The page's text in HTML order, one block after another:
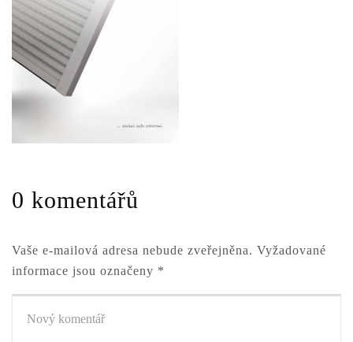
0 komentářů
Vaše e-mailová adresa nebude zveřejněna. Vyžadované
informace jsou označeny *
komentář*